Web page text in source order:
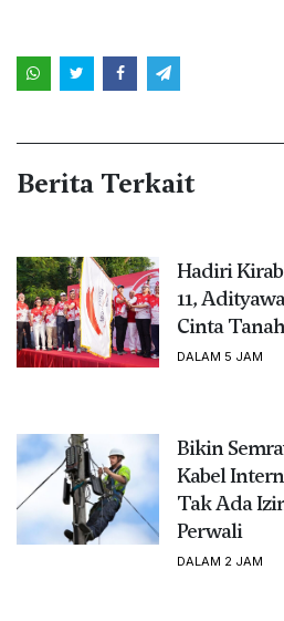
Berita Terkait
Hadiri
11,
Cinta
DALAM 5 JAM
Bikin
Kabel
Tak Ada
Perwali
DALAM 2 JAM